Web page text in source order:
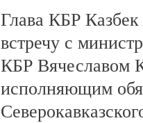
Глава КБР
встречу с
КБР Вячеславом
исполняющим